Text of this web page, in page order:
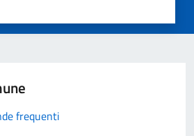
frequenti